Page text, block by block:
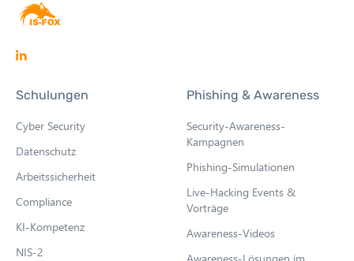
e
i
n
n
e
Schulungen
Cyber Security
Datenschutz
Arbeitssicherheit
Compliance
KI-Kompetenz
NIS-2
Phishing & Awareness
Security-Awareness-
Kampagnen
Phishing-Simulationen
Live-Hacking Events &
Vorträge
Awareness-Videos